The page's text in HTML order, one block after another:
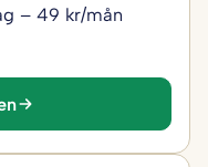
– 49 kr/mån